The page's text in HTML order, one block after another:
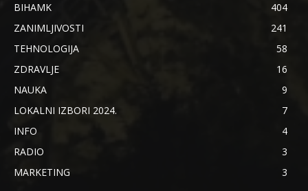
BIHAMK
404
ZANIMLJIVOSTI
241
TEHNOLOGIJA
58
ZDRAVLJE
16
NAUKA
9
LOKALNI IZBORI 2024.
7
INFO
4
RADIO
3
MARKETING
3